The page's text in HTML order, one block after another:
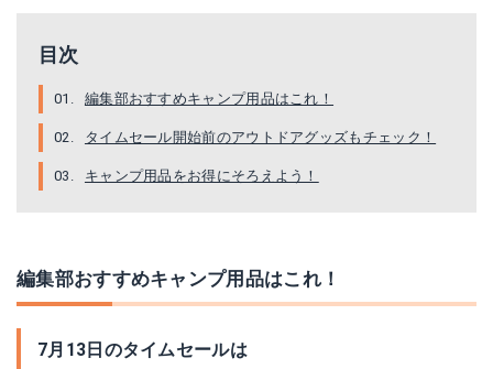
目次
編集部おすすめキャンプ用品はこれ！
タイムセール開始前のアウトドアグッズもチェック！
キャンプ用品をお得にそろえよう！
編集部おすすめキャンプ用品はこれ！
7月13日のタイムセールは